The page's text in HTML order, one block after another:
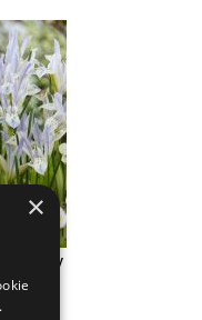
Lady
×